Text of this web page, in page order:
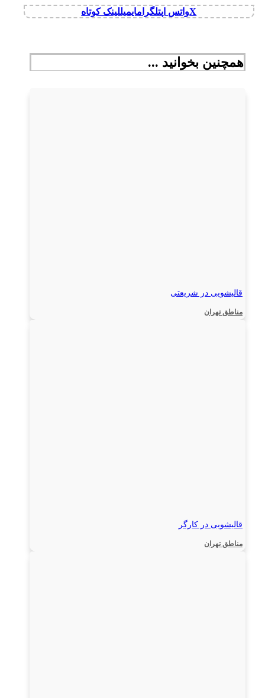
Xواتس اپتلگرامایمیللینک کوتاه
همچنین بخوانید ...
قالیشویی در شریعتی
مناطق تهران
قالیشویی در کارگر
مناطق تهران